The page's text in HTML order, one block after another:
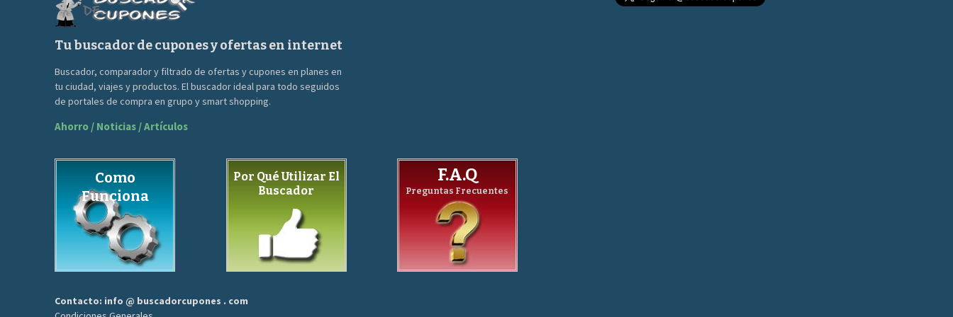
Tu buscador de cupones y ofertas en internet
Buscador, comparador y filtrado de ofertas y cupones en planes en
tu ciudad, viajes y productos. El buscador ideal para todo seguidos
de portales de compra en grupo y smart shopping.
Ahorro / Noticias / Artículos
Como
Funciona
Por Qué Utilizar El
Buscador
F.A.Q
Preguntas Frecuentes
Contacto: info @ buscadorcupones . com